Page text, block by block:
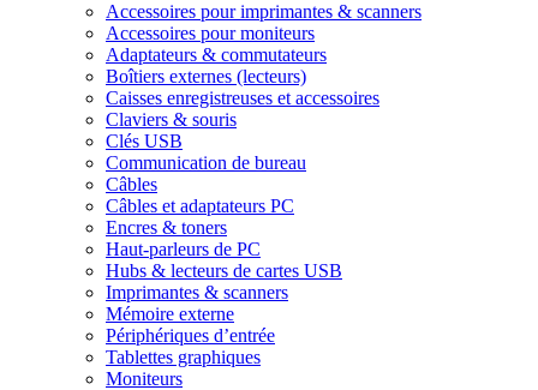
Accessoires pour imprimantes & scanners
Accessoires pour moniteurs
Adaptateurs & commutateurs
Boîtiers externes (lecteurs)
Caisses enregistreuses et accessoires
Claviers & souris
Clés USB
Communication de bureau
Câbles
Câbles et adaptateurs PC
Encres & toners
Haut-parleurs de PC
Hubs & lecteurs de cartes USB
Imprimantes & scanners
Mémoire externe
Périphériques d’entrée
Tablettes graphiques
Moniteurs